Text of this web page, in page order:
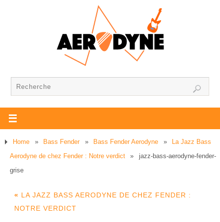
Home » Bass Fender » Bass Fender Aerodyne »
La Jazz Bass
Aerodyne de chez Fender : Notre verdict
»
jazz-bass-aerodyne-fender-
grise
« LA JAZZ BASS AERODYNE DE CHEZ FENDER :
NOTRE VERDICT